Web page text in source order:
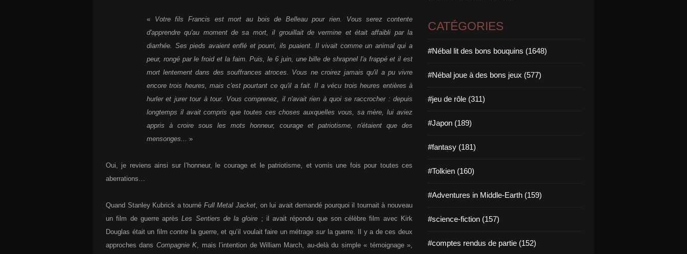
« Votre fils Francis est mort au bois de Belleau pour rien. Vous serez contente
d'apprendre qu'au moment de sa mort, il grouillait de vermine et était affaibli par la
diarrhée. Ses pieds avaient enflé et pourri, ils puaient. Il vivait comme un animal qui a
peur, rongé par le froid et la faim. Puis, le 6 juin, une bille de shrapnel l'a frappé et il est
mort lentement dans des souffrances atroces. Vous ne croirez jamais qu'il a pu vivre
encore trois heures, mais c'est pourtant ce qu'il a fait. Il a vécu trois heures entières à
hurler et jurer tour à tour. Vous comprenez, il n'avait rien à quoi se raccrocher : depuis
longtemps il avait compris que toutes ces choses auxquelles vous, sa mère, lui aviez
appris à croire sous les mots honneur, courage et patriotisme, n'étaient que des
mensonges... »
Oui, je reviens ainsi sur l’honneur, le courage et le patriotisme, et vomis une fois pour toutes ces
aberrations…
Quand Stanley Kubrick a tourné Full Metal Jacket, on lui avait demandé pourquoi il tournait à nouveau
un film de guerre aprèsLes Sentiers de la gloire ; il avait répondu que son célèbre film avec Kirk
Douglas était un filmcontre la guerre, et qu’il voulait faire un métragesurla guerre. Il y a de ces deux
approches dans Compagnie K, mais l’intention de William March, au-delà du simple « témoignage »,
CATÉGORIES
#Nébal lit des bons bouquins (1648)
#Nébal joue à des bons jeux (577)
#jeu de rôle (311)
#Japon (189)
#fantasy (181)
#Tolkien (160)
#Adventures in Middle-Earth (159)
#science-fiction (157)
#comptes rendus de partie (152)